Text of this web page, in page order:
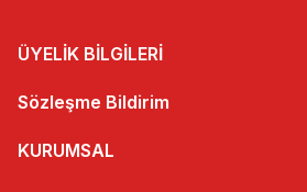
ÜYELİK BİLGİLERİ
Sözleşme Bildirim
KURUMSAL